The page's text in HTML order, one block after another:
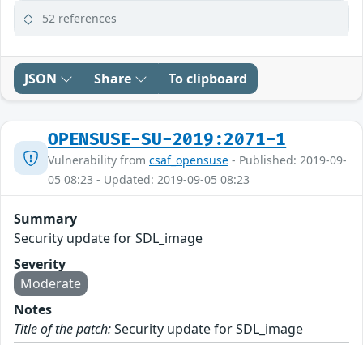
52 references
JSON Share To clipboard
OPENSUSE-SU-2019:2071-1
Vulnerability from csaf_opensuse - Published: 2019-09-
05 08:23 - Updated: 2019-09-05 08:23
Summary
Security update for SDL_image
Severity
Moderate
Notes
Title of the patch:Security update for SDL_image